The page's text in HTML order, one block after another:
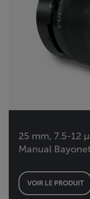
25 mm, 7.5-12
Manual
VOIR LE PRODUIT